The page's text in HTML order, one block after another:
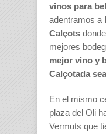
vinos para
adentramos a
Calçots
mejores
mejor vino y
Calçotada
En el mismo
plaza del Oli
Vermuts que